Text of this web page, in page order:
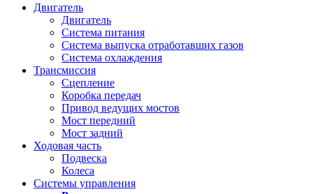
Двигатель
Двигатель
Система питания
Система выпуска отработавших газов
Система охлаждения
Трансмиссия
Сцепление
Коробка передач
Привод ведущих мостов
Мост передний
Мост задний
Ходовая часть
Подвеска
Колеса
Системы управления